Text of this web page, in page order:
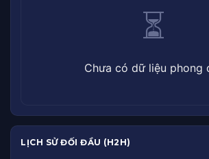
⏳
Chưa có dữ liệu phong
LỊCH SỬ ĐỐI ĐẦU (H2H)